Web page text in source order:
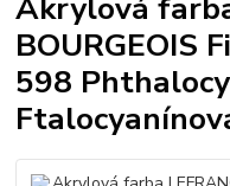
BOURGEOIS
598